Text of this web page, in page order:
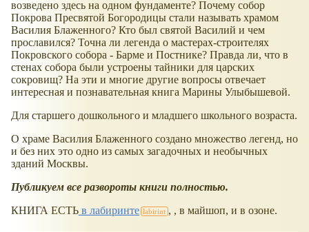
возведено здесь на одном фундаменте? Почему собор
Покрова Пресвятой Богородицы стали называть храмом
Василия Блаженного? Кто был святой Василий и чем
прославился? Точна ли легенда о мастерах-строителях
Покровского собора - Барме и Постнике? Правда ли, что в
стенах собора были устроены тайники для царских
сокровищ? На эти и многие другие вопросы отвечает
интересная и познавательная книга Марины Улыбышевой.
Для старшего дошкольного и младшего школьного возраста.
О храме Василия Блаженного создано множество легенд, но
и без них это одно из самых загадочных и необычных
зданий Москвы.
Публикуем все развороты книги полностью.
КНИГА ЕСТЬ в лабиринте , , в майшоп, и в озоне.